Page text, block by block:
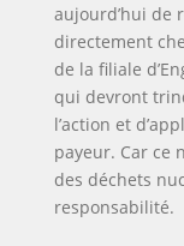
aujourd’hui de
directement
de la filiale
qui devront
l’action et
payeur. Car ce
des déchets
responsabilité.